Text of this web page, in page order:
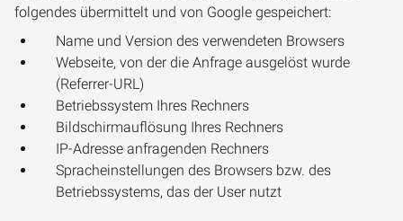
folgendes übermittelt und von Google gespeichert:
Name und Version des verwendeten Browsers
Webseite, von der die Anfrage ausgelöst wurde
(Referrer-URL)
Betriebssystem Ihres Rechners
Bildschirmauflösung Ihres Rechners
IP-Adresse anfragenden Rechners
Spracheinstellungen des Browsers bzw. des
Betriebssystems, das der User nutzt